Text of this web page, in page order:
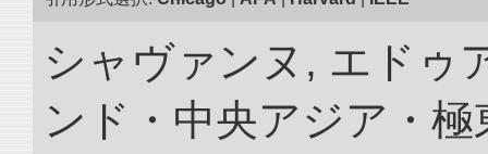
シャヴァンヌ, エドゥ
ンド・中央アジア・